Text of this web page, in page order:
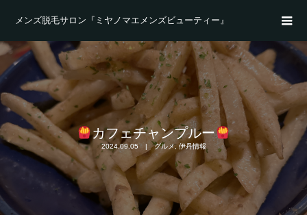
メンズ脱毛サロン『ミヤノマエメンズビューティー』
カフェチャンプルー
2024.09.05 グルメ,伊丹情報